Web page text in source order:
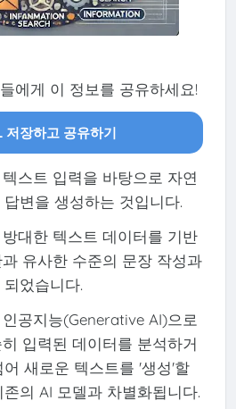
에게 이 정보를 공유하세요!
저장하고 공유하기
스트 입력을 바탕으로 자연
변을 생성하는 것입니다.
대한 텍스트 데이터를 기반
유사한 수준의 문장 작성과
었습니다.
공지능(Generative AI)으로
입력된 데이터를 분석하거
새로운 텍스트를 '생성'할
의 AI 모델과 차별화됩니다.